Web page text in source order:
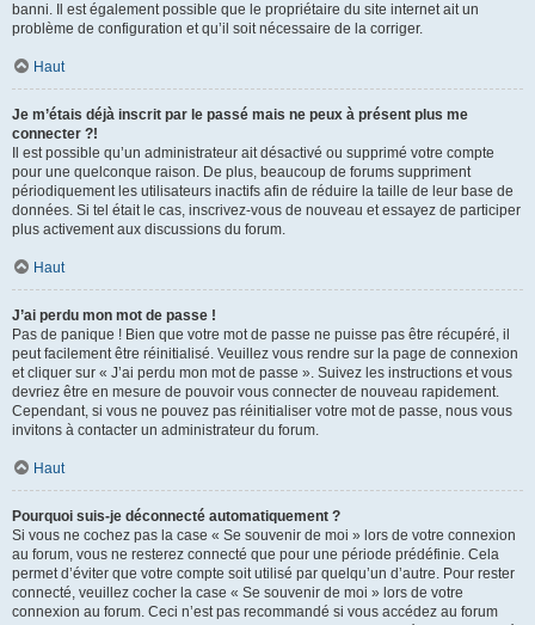
banni. Il est également possible que le propriétaire du site internet ait un
problème de configuration et qu’il soit nécessaire de la corriger.
Haut
Je m’étais déjà inscrit par le passé mais ne peux à présent plus me
connecter ?!
Il est possible qu’un administrateur ait désactivé ou supprimé votre compte
pour une quelconque raison. De plus, beaucoup de forums suppriment
périodiquement les utilisateurs inactifs afin de réduire la taille de leur base de
données. Si tel était le cas, inscrivez-vous de nouveau et essayez de participer
plus activement aux discussions du forum.
Haut
J’ai perdu mon mot de passe !
Pas de panique ! Bien que votre mot de passe ne puisse pas être récupéré, il
peut facilement être réinitialisé. Veuillez vous rendre sur la page de connexion
et cliquer sur « J’ai perdu mon mot de passe ». Suivez les instructions et vous
devriez être en mesure de pouvoir vous connecter de nouveau rapidement.
Cependant, si vous ne pouvez pas réinitialiser votre mot de passe, nous vous
invitons à contacter un administrateur du forum.
Haut
Pourquoi suis-je déconnecté automatiquement ?
Si vous ne cochez pas la case « Se souvenir de moi » lors de votre connexion
au forum, vous ne resterez connecté que pour une période prédéfinie. Cela
permet d’éviter que votre compte soit utilisé par quelqu’un d’autre. Pour rester
connecté, veuillez cocher la case « Se souvenir de moi » lors de votre
connexion au forum. Ceci n’est pas recommandé si vous accédez au forum